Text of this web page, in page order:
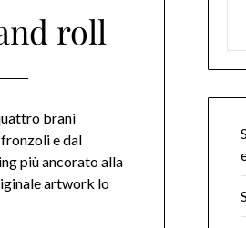
roll
brani
e dal
più ancorato alla
artwork lo